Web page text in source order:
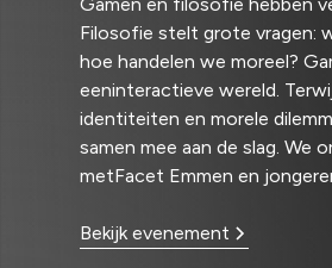
Filosofie stelt grote vragen:
hoe handelen we moreel?
eeninteractieve wereld.
identiteiten en morele
samen mee aan de slag. We
metFacet Emmen en
Bekijk evenement